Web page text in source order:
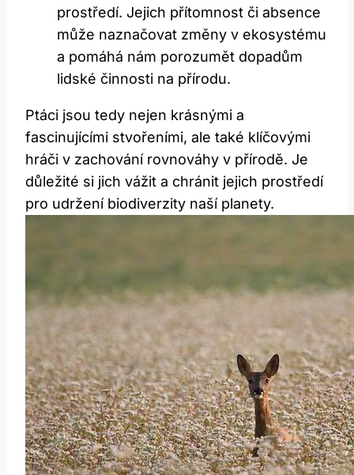
prostředí. Jejich přítomnost či absence
může naznačovat změny v ekosystému
a pomáhá nám porozumět dopadům
lidské činnosti na přírodu.
Ptáci jsou tedy nejen krásnými a
fascinujícími stvořeními, ale také klíčovými
hráči v zachování rovnováhy v přírodě. Je
důležité si jich vážit a chránit jejich prostředí
pro udržení biodiverzity naší planety.